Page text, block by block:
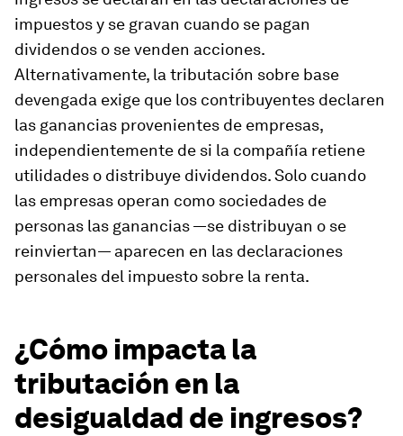
impuestos y se gravan cuando se pagan
dividendos o se venden acciones.
Alternativamente, la tributación sobre base
devengada exige que los contribuyentes declaren
las ganancias provenientes de empresas,
independientemente de si la compañía retiene
utilidades o distribuye dividendos. Solo cuando
las empresas operan como sociedades de
personas las ganancias —se distribuyan o se
reinviertan— aparecen en las declaraciones
personales del impuesto sobre la renta.
¿Cómo impacta la
tributación en la
desigualdad de ingresos?